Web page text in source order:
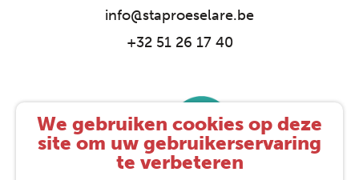
We gebruiken cookies op deze
site om uw gebruikerservaring
te verbeteren
info@staproeselare.be
+32 51 26 17 40